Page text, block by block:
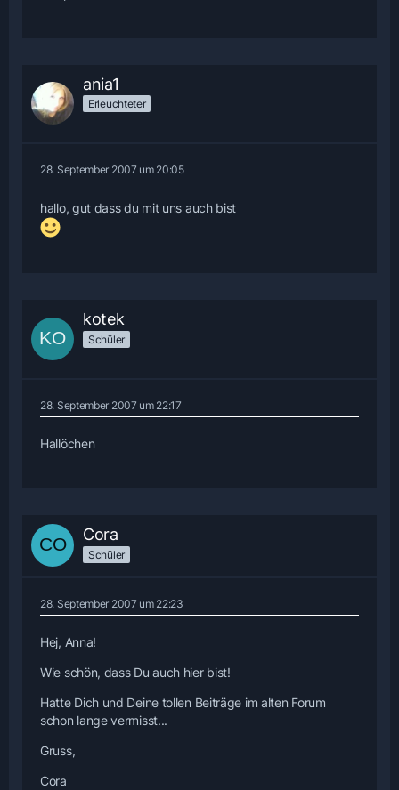
ania1
Erleuchteter
28. September 2007 um 20:05
hallo, gut dass du mit uns auch bist
kotek
Schüler
28. September 2007 um 22:17
Hallöchen
Cora
Schüler
28. September 2007 um 22:23
Hej, Anna!
Wie schön, dass Du auch hier bist!
Hatte Dich und Deine tollen Beiträge im alten Forum
schon lange vermisst...
Gruss,
Cora